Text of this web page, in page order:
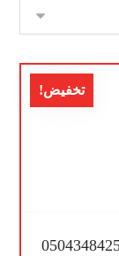
تخفيض!